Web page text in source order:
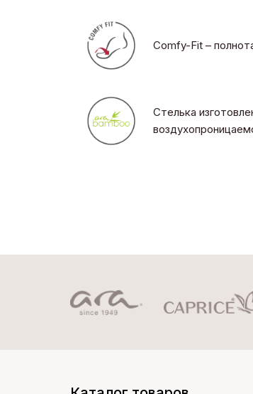
Comfy-Fit –
Стелька